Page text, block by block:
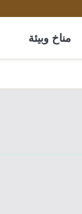
مناخ وبيئة